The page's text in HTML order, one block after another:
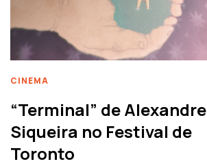
CINEMA
“Terminal” de Alexandre
Siqueira no Festival de
Toronto